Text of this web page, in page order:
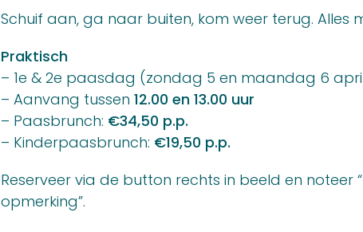
Schuif aan, ga naar buiten, kom weer terug. Alles
Praktisch
– 1e & 2e paasdag (zondag 5 en maandag 6
– Aanvang tussen12.00 en 13.00 uur
– Paasbrunch: €34,50 p.p.
– Kinderpaasbrunch: €19,50 p.p.
Reserveer via de button rechts in beeld en noteer
opmerking”.